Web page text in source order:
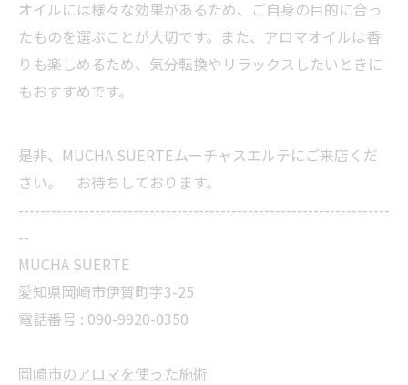
オイルには様々な効果があるため、ご自身の目的に合っ
たものを選ぶことが大切です。また、アロマオイルは香
りも楽しめるため、気分転換やリラックスしたいときに
もおすすめです。
是非、MUCHA SUERTEムーチャスエルテにご来店くだ
さい。 お待ちしております。
--------------------------------------------------------------------
--
MUCHA SUERTE
愛知県岡崎市伊賀町字3-25
電話番号 : 090-9920-0350
岡崎市のアロマを使った施術